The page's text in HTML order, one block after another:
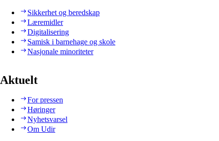
Sikkerhet og beredskap
Læremidler
Digitalisering
Samisk i barnehage og skole
Nasjonale minoriteter
Aktuelt
For pressen
Høringer
Nyhetsvarsel
Om Udir